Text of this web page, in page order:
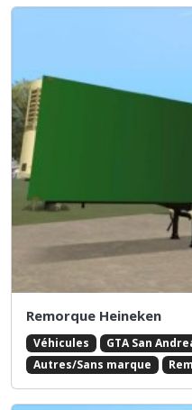
Remorque Heineken
Véhicules GTA San
Autres/Sans marque